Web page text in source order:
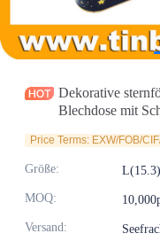
Dekorative
Blechdose mit
Price Terms: EXW/FOB/
Größe:
MOQ:
Versand:
Nachrichten